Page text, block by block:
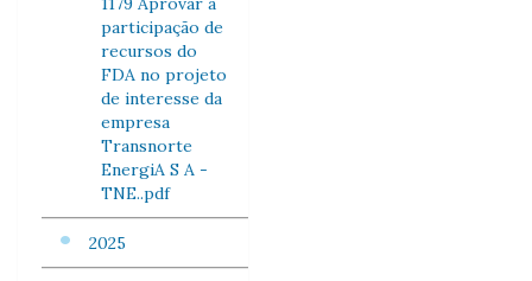
participação de
recursos do
FDA no projeto
de interesse da
empresa
Transnorte
EnergiA S A -
TNE..pdf
2025